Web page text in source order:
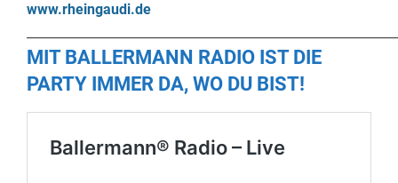
www.rheingaudi.de
MIT BALLERMANN RADIO IST DIE
PARTY IMMER DA, WO DU BIST!